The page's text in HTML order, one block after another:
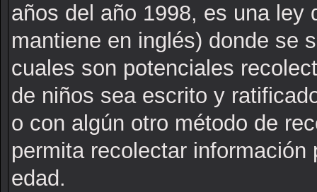
años del año 1998, es una ley
mantiene en inglés) donde se
cuales son potenciales
de niños sea escrito y
o con algún otro método de
permita recolectar
edad.